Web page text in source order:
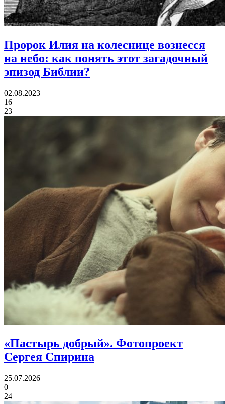
Пророк Илия на колеснице вознесся
на небо: как понять этот загадочный
эпизод Библии?
02.08.2023
16
23
«Пастырь добрый». Фотопроект
Сергея Спирина
25.07.2026
0
24